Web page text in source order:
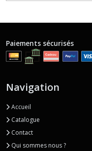
Paiements sécurisés
Navigation
Accueil
Catalogue
Contact
Qui sommes nous ?